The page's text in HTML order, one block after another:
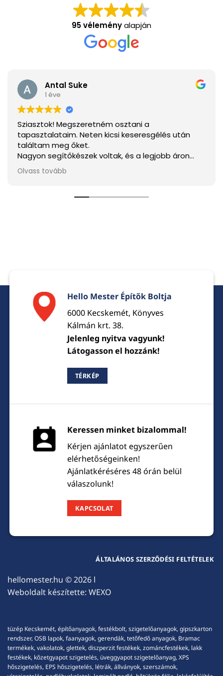
95 véleményalapján
Antal Suke
1 éve
Sziasztok! Megszeretném osztani a
tapasztalataim. Neten kicsi keseresgélés után
találtam meg őket.
Nagyon segítőkészek voltak, és a legjobb áron
tudtam megvenni mindent.
Ha elakarjátok kerülni a csalódást a legjobb
Olvass tovább
Hello Mester Építők Boltja
6000 Kecskemét, Könyves
Kálmán krt. 38.
Jelenleg nyitva vagyunk!
Látogasson el hozzánk!
TÉRKÉP
Keressen minket bizalommal!
Kérjen ajánlatot egyszerűen
elérhetőségeinken!
Ajánlatkéréséres 48 órán belül
válaszolunk!
KAPCSOLAT
hellomester.hu © 2026 l
Weboldalt készítette: WEXO
ÁLTALÁNOS SZERZŐDÉSI FELTÉTELEK
tüzép Kecskemét, építőanyagok, festékbolt, szigetelőanyagok, gipszkarton
rendszer, OSB lapok, faanyagok, gerendák, tetőfedő anyagok, Bramac
termékek, vakolatok, glettek, diszperzit festékek, zománcfestékek, lakk
festékek, kőzetgyapot szigetelés, üveggyapot szigetelőanyag, XPS
hőszigetelés, EPS hőszigetelés, létrák, állványok, szerszámok,